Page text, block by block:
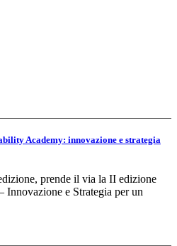
Academy: innovazione e strategia
prende il via la II edizione
Innovazione e Strategia per un